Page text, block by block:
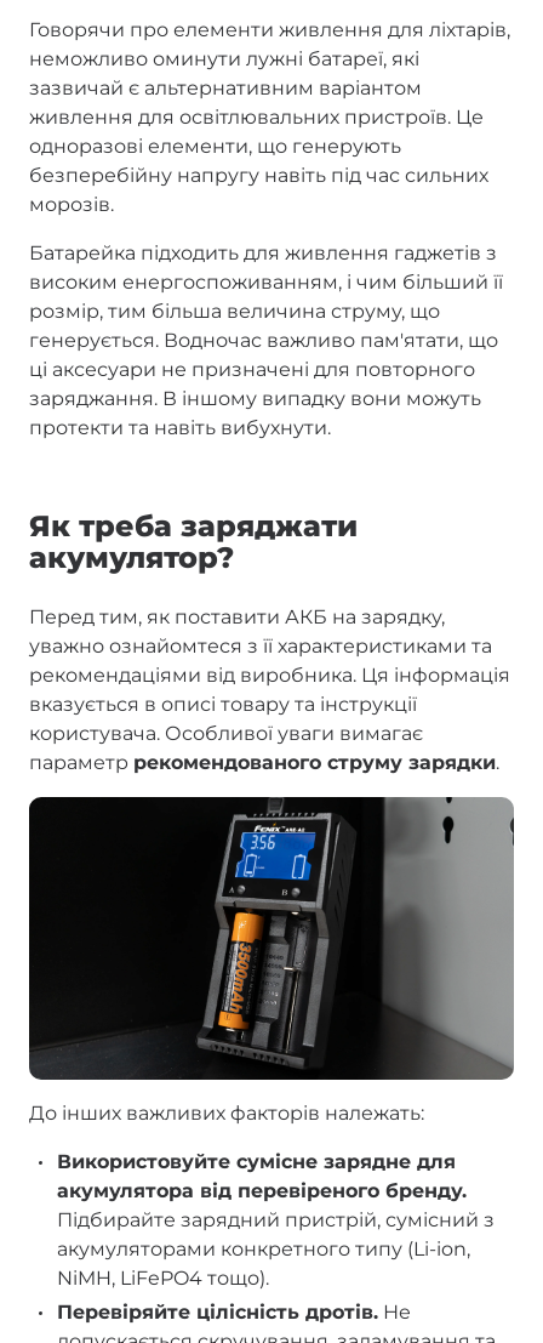
Говорячи про елементи живлення для ліхтарів,
неможливо оминути лужні батареї, які
зазвичай є альтернативним варіантом
живлення для освітлювальних пристроїв. Це
одноразові елементи, що генерують
безперебійну напругу навіть під час сильних
морозів.
Батарейка підходить для живлення гаджетів з
високим енергоспоживанням, і чим більший її
розмір, тим більша величина струму, що
генерується. Водночас важливо пам'ятати, що
ці аксесуари не призначені для повторного
заряджання. В іншому випадку вони можуть
протекти та навіть вибухнути.
Як треба заряджати
акумулятор?
Перед тим, як поставити АКБ на зарядку,
уважно ознайомтеся з її характеристиками та
рекомендаціями від виробника. Ця інформація
вказується в описі товару та інструкції
користувача. Особливої уваги вимагає
параметр рекомендованого струму зарядки.
До інших важливих факторів належать:
Використовуйте сумісне зарядне для
акумулятора від перевіреного бренду.
Підбирайте зарядний пристрій, сумісний з
акумуляторами конкретного типу (Li-ion,
NiMH, LiFePO4 тощо).
Перевіряйте цілісність дротів. Не